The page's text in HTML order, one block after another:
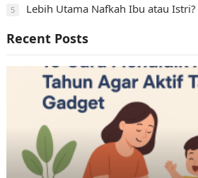
5 Lebih Utama Nafkah Ibu atau Istri?
Recent Posts